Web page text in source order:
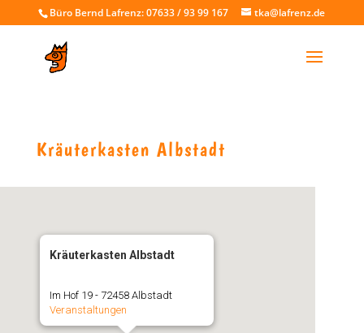
Büro Bernd Lafrenz: 07633 / 93 99 167 tka@lafrenz.de
Kräuterkasten Albstadt
Kräuterkasten Albstadt
Im Hof 19 - 72458 Albstadt
Veranstaltungen